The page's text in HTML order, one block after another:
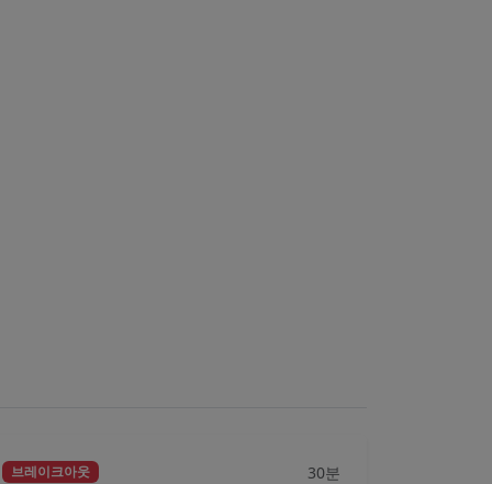
브레이크아웃 30분